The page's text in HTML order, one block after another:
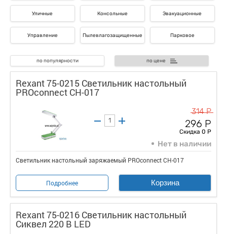
Уличные Консольные Эвакуационные
Управление Пылевлагозащищенные Парковое
по популярности по цене
Rexant 75-0215 Светильник настольный
PROconnect CH-017
314 Р
296 Р
Скидка 0 Р
Нет в наличии
Светильник настольный заряжаемый PROconnect CH-017
Подробнее Корзина
Rexant 75-0216 Светильник настольный
Сиквел 220 В LED